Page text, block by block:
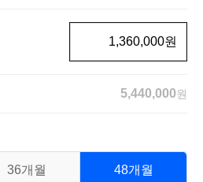
원
5,440,000원
36개월 48개월